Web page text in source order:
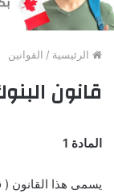
الرئيسية / القوانين
قانون
المادة 1